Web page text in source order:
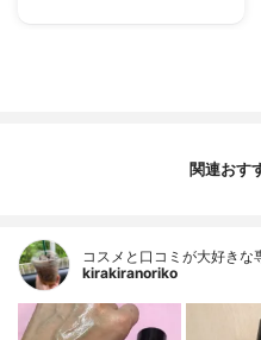
関連おす
コスメと口コミが大好きな
kirakiranoriko